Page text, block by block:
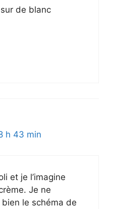
de blanc
h 43 min
et je l’imagine
Je ne
le schéma de